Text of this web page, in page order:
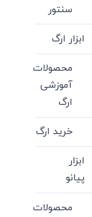
سنتور
ابزار ارگ
محصولات
آموزشی
ارگ
خرید ارگ
ابزار
پیانو
محصولات